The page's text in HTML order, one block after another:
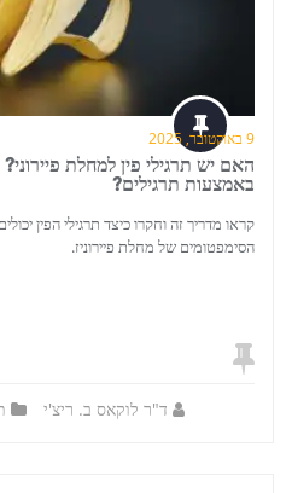
9 באוקטובר, 2025
האם יש תרגילי פין למחלת
באמצעות תרגילים?
קראו מדריך זה וחקרו כיצד תרגילי הפין
הסימפטומים של מחלת פיירוניז.
ד"ר לוקאס ב. ריצ'י